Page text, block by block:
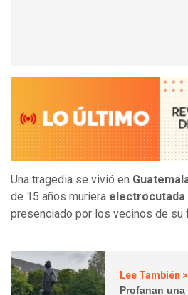
Una tragedia se vivió en
de 15 años muriera electrocutada
presenciado por los vecinos de su
Lee También >
Profanan